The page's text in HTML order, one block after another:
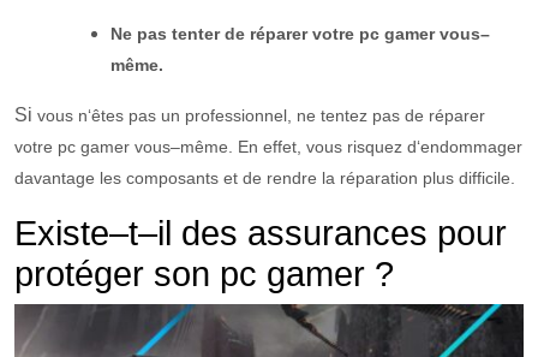
Ne pas tenterde réparervotre pc gamervous–
même.
Si vous n‘êtes pas un professionnel ne tentez pas de réparer
votre pc gamer vous–même En effet, vous risquez d‘endommager
davantage les composants et de rendre la réparation plus difficile
Existe–t–il des assurances pour
protéger son pc gamer ?